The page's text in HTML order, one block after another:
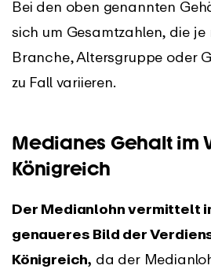
Bei den oben genannten
sich um Gesamtzahlen, die
Branche, Altersgruppe oder
zu Fall variieren.
Medianes Gehalt im
Königreich
Der Medianlohn vermittelt
genaueres Bild der
Königreich, da der